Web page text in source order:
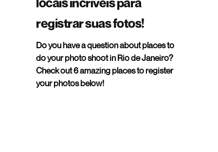
registrar suas fotos!
Do you have a question about places to
do your photo shoot in Rio de Janeiro?
Check out 6 amazing places to register
your photos below!